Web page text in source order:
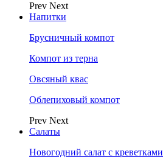
Prev Next
Напитки
Брусничный компот
Компот из терна
Овсяный квас
Облепиховый компот
Prev Next
Салаты
Новогодний салат с креветками